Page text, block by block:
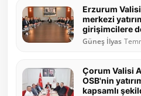
Erzurum Valisi
merkezi
girişimcilere
Güneş İlyas
Çorum Valisi
OSB'nin
kapsamlı